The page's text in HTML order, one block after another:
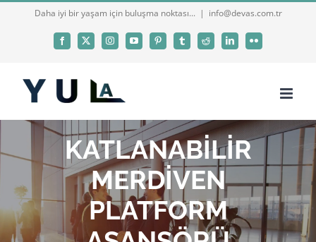
Daha iyi bir yaşam için buluşma noktası... | info@devas.com.tr
Facebook
X InstagramYouTubePinterestTumblrReddit LinkedInFlickr
KATLANABİLİR
MERDİVEN
PLATFORM